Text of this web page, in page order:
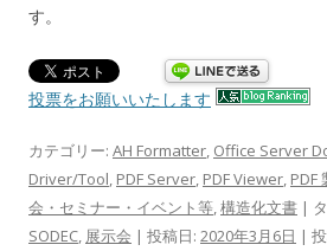
す。
投票をお願いいたします
カテゴリー: AH Formatter, Office Server
Driver/Tool, PDF Server, PDF Viewer, PDF
会・セミナー・イベント等,構造化文書 |
SODEC, 展示会 | 投稿日: 2020年3月6日 |